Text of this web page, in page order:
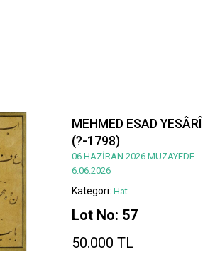
MEHMED ESAD YESÂRÎ
(?-1798)
06 HAZİRAN 2026 MÜZAYEDE
6.06.2026
Kategori: Hat
Lot No: 57
50.000 TL